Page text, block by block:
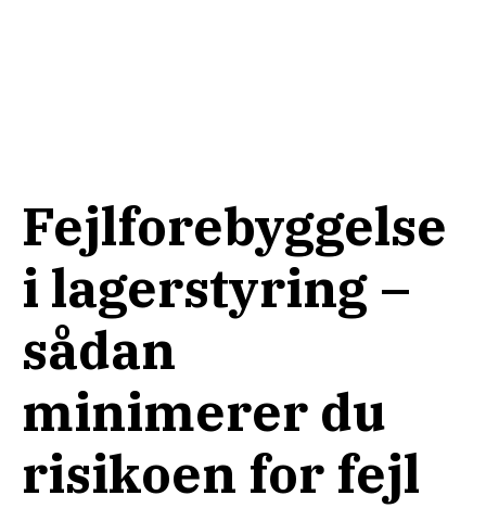
Fejlforebyggelse
i lagerstyring –
sådan
minimerer du
risikoen for fejl